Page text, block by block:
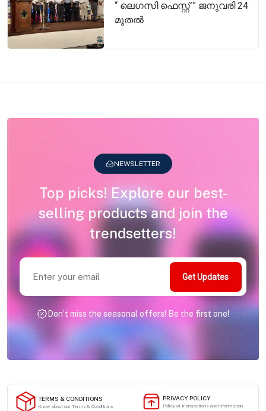
“ ലെഗസി ഫെസ്റ്റ് ” ജനുവരി 24
മുതൽ
NEWSLETTER
Top picks! Explore our best-
selling products and join the
trendsetters!
Get Updates
Don’t miss the seasonal offers! Be the first one!
TERMS & CONDITIONS
Know about our Terms & Conditions
PRIVACY POLICY
Policy of transactions and information